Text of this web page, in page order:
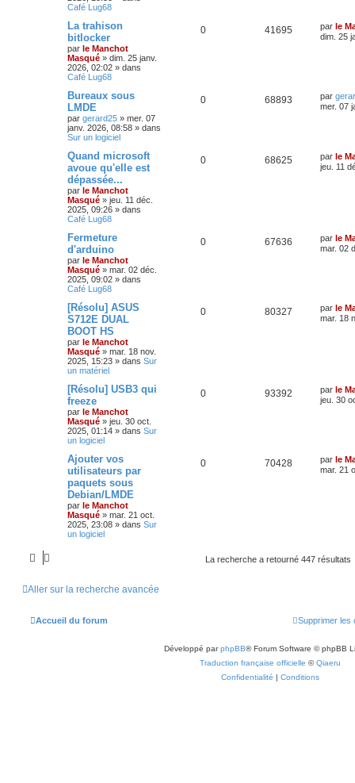
Café Lug68
La trahison
bitlocker
par le Manchot
Masqué » dim. 25 janv.
2026, 02:02 » dans
Café Lug68
0 41695 par le
dim. 25
Bureaux sous
LMDE
par gerard25 » mer. 07
janv. 2026, 08:58 » dans
Sur un logiciel
0 68893 par
mer. 07
Quand microsoft
avoue qu'elle est
dépassée...
par le Manchot
Masqué » jeu. 11 déc.
2025, 09:26 » dans
Café Lug68
0 68625 par le
jeu. 11
Fermeture
d'arduino
par le Manchot
Masqué » mar. 02 déc.
2025, 09:02 » dans
Café Lug68
0 67636 par le
mar. 02
[Résolu] ASUS
S712E DUAL
BOOT HS
par le Manchot
Masqué » mar. 18 nov.
2025, 15:23 » dans Sur
un matériel
0 80327 par le
mar. 18
[Résolu] USB3 qui
freeze
par le Manchot
Masqué » jeu. 30 oct.
2025, 01:14 » dans Sur
un logiciel
0 93392 par le
jeu. 30
Ajouter vos
utilisateurs par
paquets sous
Debian/LMDE
par le Manchot
Masqué » mar. 21 oct.
2025, 23:08 » dans Sur
un logiciel
0 70428 par le
mar. 21
La recherche a retourné 447 résultats
Aller sur la recherche avancée
Accueil du forum Supprimer les
Développé parphpBB® Forum Software © phpBB
Traduction française officielle ©Qiaeru
Confidentialité | Conditions